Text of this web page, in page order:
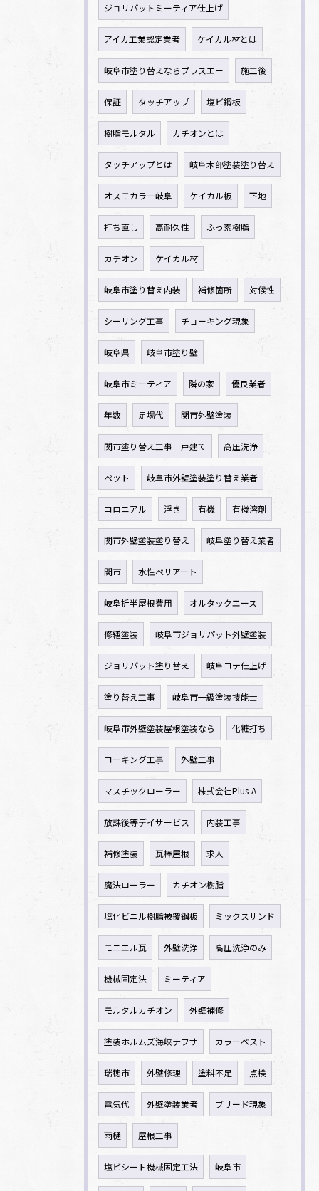
ジョリパットミーティア仕上げ
アイカ工業認定業者 ケイカル材とは
岐阜市塗り替えならプラスエー 施工後
保証 タッチアップ 塩ビ鋼板
樹脂モルタル カチオンとは
タッチアップとは 岐阜木部塗装塗り替え
オスモカラー岐阜 ケイカル板 下地
打ち直し 高耐久性 ふっ素樹脂
カチオン ケイカル材
岐阜市塗り替え内装 補修箇所 対候性
シーリング工事 チョーキング現象
岐阜県 岐阜市塗り壁
岐阜市ミーティア 隣の家 優良業者
年数 足場代 関市外壁塗装
関市塗り替え工事 戸建て 高圧洗浄
ペット 岐阜市外壁塗装塗り替え業者
コロニアル 浮き 有機 有機溶剤
関市外壁塗装塗り替え 岐阜塗り替え業者
関市 水性ペリアート
岐阜折半屋根費用 オルタックエース
修繕塗装 岐阜市ジョリパット外壁塗装
ジョリパット塗り替え 岐阜コテ仕上げ
塗り替え工事 岐阜市一級塗装技能士
岐阜市外壁塗装屋根塗装なら 化粧打ち
コーキング工事 外壁工事
マスチックローラー 株式会社Plus-A
放課後等デイサービス 内装工事
補修塗装 瓦棒屋根 求人
魔法ローラー カチオン樹脂
塩化ビニル樹脂被覆鋼板 ミックスサンド
モニエル瓦 外壁洗浄 高圧洗浄のみ
機械固定法 ミーティア
モルタルカチオン 外壁補修
塗装ホルムズ海峡ナフサ カラーベスト
瑞穂市 外壁修理 塗料不足 点検
電気代 外壁塗装業者 ブリード現象
雨樋 屋根工事
塩ビシート機械固定工法 岐阜市